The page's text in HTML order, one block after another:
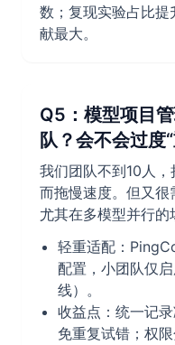
数；复现实验占比提
献最大。
Q5：模型项目
队？会不会过度
我们团队不到10人
而拖慢速度。但又很
尤其在多模型并行的
轻重适配：
配置，小团队仅
线）。
收益点：统一记
免重复试错；权限